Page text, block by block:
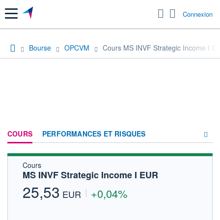
Menu Connexion
Bourse OPCVM Cours MS INVF Strategic Income I
COURS PERFORMANCES ET RISQUES
Cours
MS INVF Strategic Income I EUR
25,53 EUR +0,04%